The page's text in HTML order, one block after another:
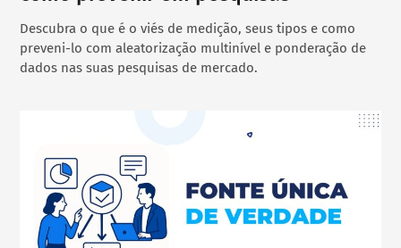
Descubra o que é o viés de medição, seus tipos e como
preveni-lo com aleatorização multinível e ponderação de
dados nas suas pesquisas de mercado.